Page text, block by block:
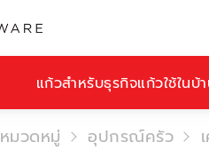
แก้วสำหรับธุรกิจแก้วใช้ในบ้
หมวดหมู่ อุปกรณ์ครัว